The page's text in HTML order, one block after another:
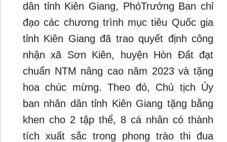
dân tỉnh Kiên Giang, PhóTrưởng Ban chỉ
đạo các chương trình mục tiêu Quốc gia
tỉnh Kiên Giang đã trao quyết định công
nhận xã Sơn Kiên, huyện Hòn Đất đạt
chuẩn NTM nâng cao năm 2023 và tặng
hoa chúc mừng. Theo đó, Chủ tịch Ủy
ban nhân dân tỉnh Kiên Giang tặng bằng
khen cho 2 tập thể, 8 cá nhân có thành
tích xuất sắc trong phong trào thi đua